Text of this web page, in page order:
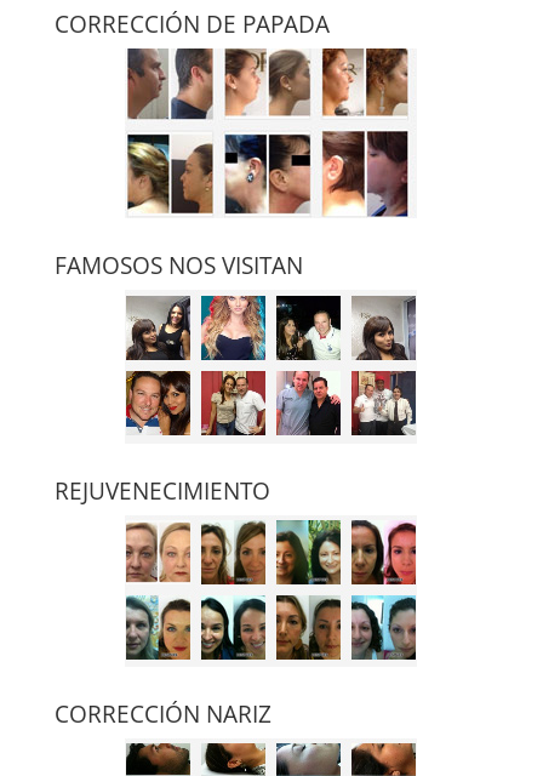
CORRECCIÓN DE PAPADA
FAMOSOS NOS VISITAN
REJUVENECIMIENTO
CORRECCIÓN NARIZ